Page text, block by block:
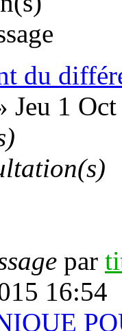
du
Jeu 1
par
16:54